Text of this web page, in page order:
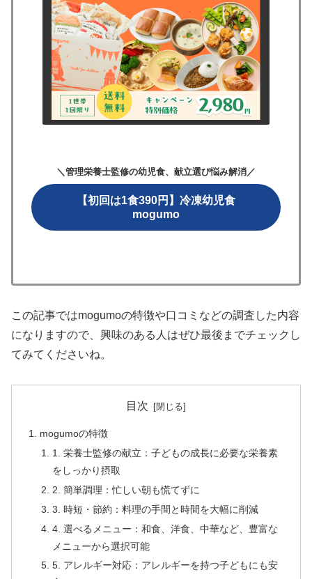
＼管理栄養士監修の幼児食、献立選び悩み解消／
【初回は1食390円】冷凍幼児食
mogumo
この記事ではmogumoの特徴や口コミなどの調査した内容
になりますので、興味のある人はぜひ最後までチェックし
てみてくださいね。
目次
mogumoの特徴
1. 栄養士監修の献立：子どもの成長に必要な栄養素
をしっかり摂取
2. 簡単調理：忙しい朝も慌てずに
3. 時短・節約：料理の手間と時間を大幅に削減
4. 選べるメニュー：和食、洋食、中華など、豊富な
メニューから選択可能
5. アレルギー対応：アレルギーを持つ子どもにも安